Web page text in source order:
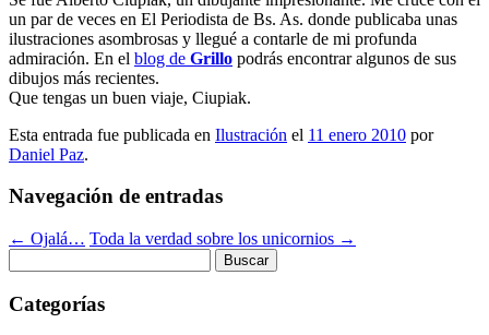
un par de veces en El Periodista de Bs. As. donde publicaba unas
ilustraciones asombrosas y llegué a contarle de mi profunda
admiración. En el blog de Grillo podrás encontrar algunos de sus
dibujos más recientes.
Que tengas un buen viaje, Ciupiak.
Esta entrada fue publicada en Ilustración el 11 enero 2010 por
Daniel Paz.
Navegación de entradas
← Ojalá… Toda la verdad sobre los unicornios →
Categorías